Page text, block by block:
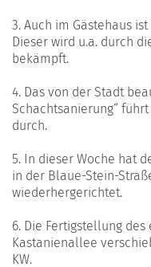
3. Auch im Gästehaus
Dieser wird u.a. durch
bekämpft.
4. Das von der Stadt
Schachtsanierung“
durch.
5. In dieser Woche hat
in der Blaue-Stein-
wiederhergerichtet.
6. Die Fertigstellung
Kastanienallee
KW.